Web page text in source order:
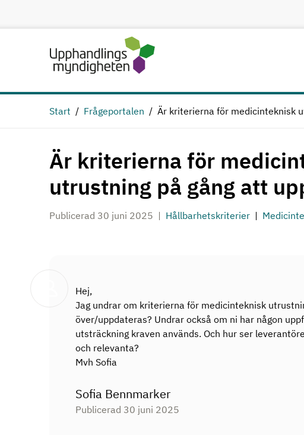
Start Frågeportalen Är kriterierna för medicinteknisk
Är kriterierna för
utrustning på gång att
Publicerad 30 juni 2025 Hållbarhetskriterier
Hej,
Jag undrar om kriterierna för medicinteknisk
över/uppdateras? Undrar också om ni har någon
utsträckning kraven används. Och hur ser
och relevanta?
Mvh Sofia
Sofia Bennmarker
Publicerad 30 juni 2025